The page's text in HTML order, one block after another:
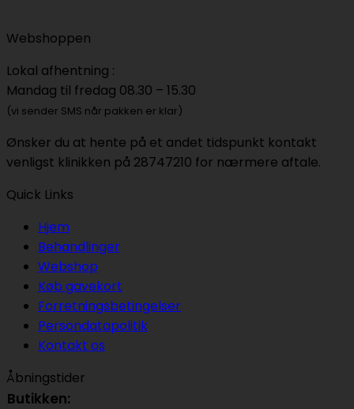
Webshoppen
Lokal afhentning :
Mandag til fredag 08.30 – 15.30
(vi sender SMS når pakken er klar)
Ønsker du at hente på et andet tidspunkt kontakt
venligst klinikken på 28747210 for nærmere aftale.
Quick Links
Hjem
Behandlinger
Webshop
Køb gavekort
Forretningsbetingelser
Persondatapolitik
Kontakt os
Åbningstider
Butikken: